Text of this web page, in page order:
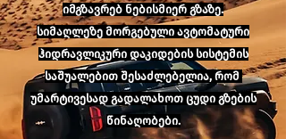
იმგზავრებ ნებისმიერ გზაზე.
სიმაღლეზე მორგებული ავტომატური
ჰიდრავლიკური დაკიდების სისტემის
საშუალებით შესაძლებელია, რომ
უმარტივესად გადალახოთ ცუდი გზების
წინაღობები.